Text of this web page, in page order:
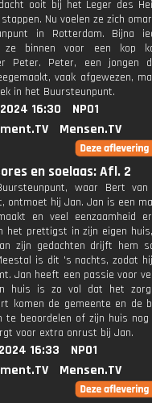
ooit bij het Leger des
Nu voelen ze zich
in Rotterdam. Bijna
ze binnen voor een kop
Peter. Peter, een jongen
vaak afgewezen,
in het Buursteunpunt.
16:30
NPO1
Mensen.TV
en soelaas: Afl. 2
waar Bert van
ontmoet hij Jan. Jan is een
en veel eenzaamheid
het prettigst in zijn eigen
zijn gedachten drijft hem
is dit 's nachts, zodat
Jan heeft een passie voor
huis is zo vol dat het
komen de gemeente en de
te beoordelen of zijn huis
voor extra onrust bij Jan.
16:33
NPO1
Mensen.TV